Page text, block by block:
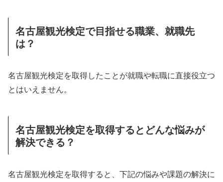
名古屋観光検定で目指せる職業、就職先
は？
名古屋観光検定を取得したことが就職や転職に直接役立つ
とはいえません。
名古屋観光検定を取得するとどんな悩みが
解決できる？
名古屋観光検定を取得すると、下記の悩みや課題の解決に